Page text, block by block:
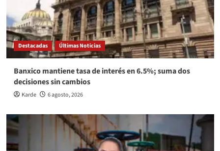
Destacadas Últimas Noticias
Banxico mantiene tasa de interés en 6.5%; suma dos
decisiones sin cambios
Karde 6 agosto, 2026